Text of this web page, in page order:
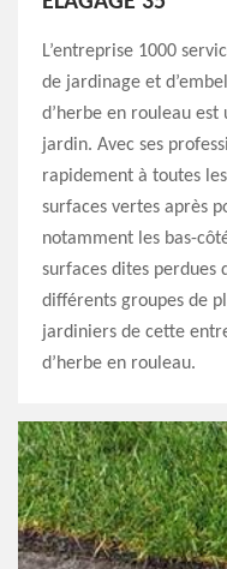
L’entreprise 1000
de jardinage et
d’herbe en rouleau
jardin. Avec ses
rapidement à toutes
surfaces vertes après
notamment les bas-
surfaces dites perdues
différents groupes de
jardiniers de cette
d’herbe en rouleau.